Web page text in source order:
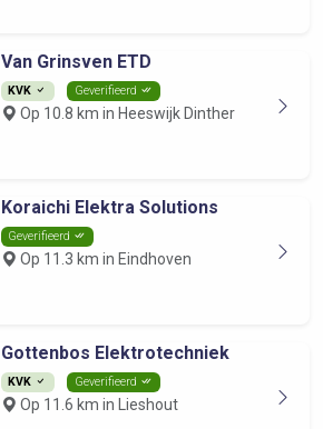
Van Grinsven ETD
KVK Geverifieerd
Op 10.8 km in Heeswijk Dinther
Koraichi Elektra Solutions
Geverifieerd
Op 11.3 km in Eindhoven
Gottenbos Elektrotechniek
KVK Geverifieerd
Op 11.6 km in Lieshout